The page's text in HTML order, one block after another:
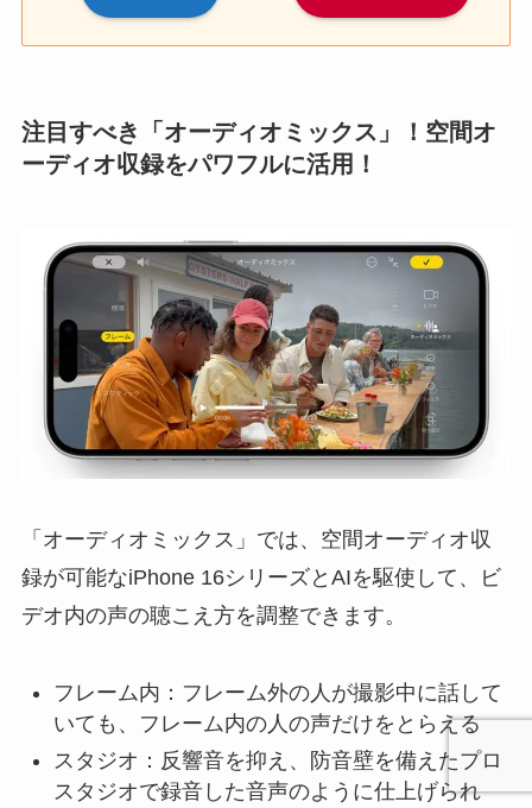
注目すべき「オーディオミックス」！空間オ
ーディオ収録をパワフルに活用！
「オーディオミックス」では、空間オーディオ収
録が可能なiPhone 16シリーズとAIを駆使して、ビ
デオ内の声の聴こえ方を調整できます。
フレーム内：フレーム外の人が撮影中に話して
いても、フレーム内の人の声だけをとらえる
スタジオ：反響音を抑え、防音壁を備えたプロ
スタジオで録音した音声のように仕上げられ